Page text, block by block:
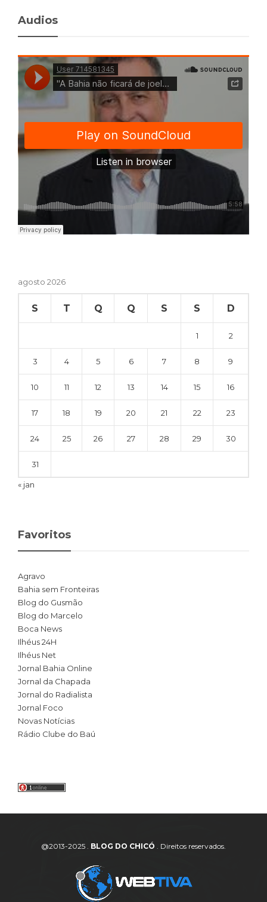
Audios
agosto 2026
S T Q Q S S D
1 2
3 4 5 6 7 8 9
10 11 12 13 14 15 16
17 18 19 20 21 22 23
24 25 26 27 28 29 30
31
« jan
Favoritos
Agravo
Bahia sem Fronteiras
Blog do Gusmão
Blog do Marcelo
Boca News
Ilhéus 24H
Ilhéus Net
Jornal Bahia Online
Jornal da Chapada
Jornal do Radialista
Jornal Foco
Novas Notícias
Rádio Clube do Baú
@2013-2025 . BLOG DO CHICÓ . Direitos reservados.